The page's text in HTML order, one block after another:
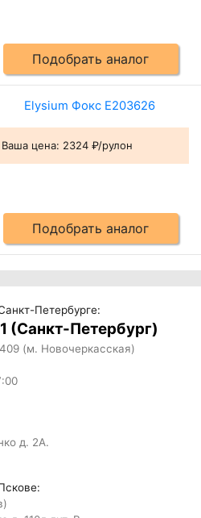
Подобрать аналог
Elysium Фокс Е203626
Ваша цена: 2324 ₽/рулон
Подобрать аналог
Петербурге:
(Санкт-Петербург)
(м. Новочеркасская)
д. 2А.